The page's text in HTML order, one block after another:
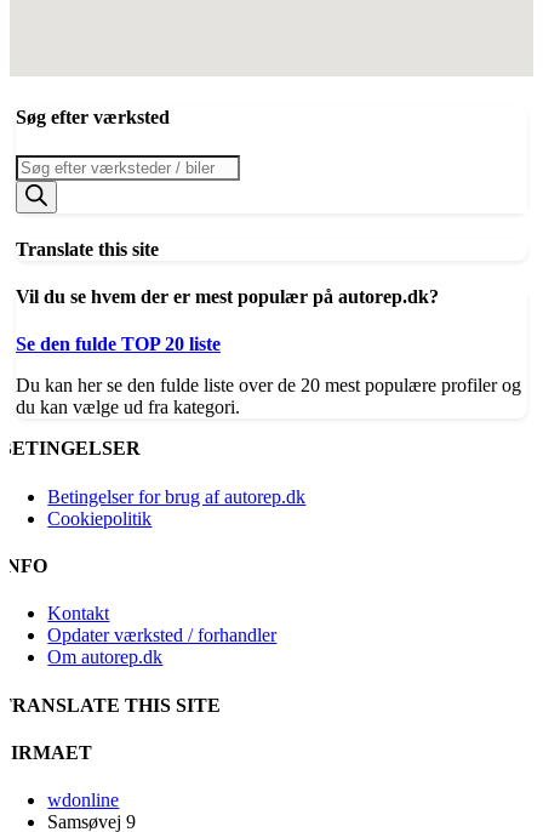
Søg efter værksted
Products
search
Translate this site
Vil du se hvem der er mest populær på autorep.dk?
Se den fulde TOP 20 liste
Du kan her se den fulde liste over de 20 mest populære profiler og
du kan vælge ud fra kategori.
BETINGELSER
Betingelser for brug af autorep.dk
Cookiepolitik
INFO
Kontakt
Opdater værksted / forhandler
Om autorep.dk
TRANSLATE THIS SITE
FIRMAET
wdonline
Samsøvej 9